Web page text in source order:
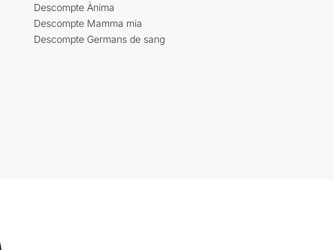
Descompte Ànima
Descompte Mamma mia
Descompte Germans de sang